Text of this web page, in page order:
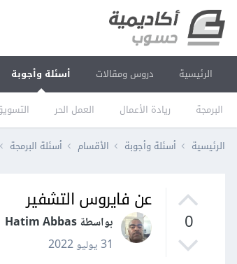
الرئيسية دروس ومقالات أسئلة وأجوبة
البرمجة ريادة الأعمال العمل الحر
الرئيسية أسئلة وأجوبة الأقسام أسئلة البرمجة
0
عن فايروس التشفير
بواسطة Hatim Abbas
31 يوليو 2022